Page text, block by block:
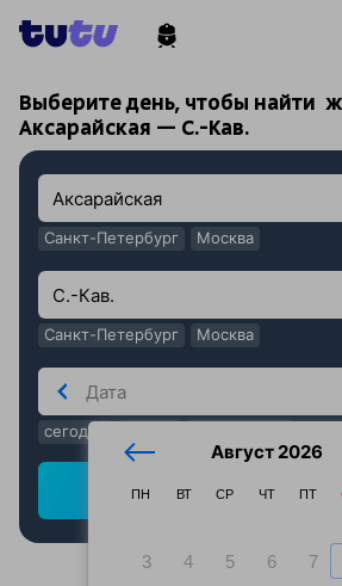
Выберите день, чтобы найти
Аксарайская — С.-Кав.
Санкт-Петербург Москва
Санкт-Петербург Москва
Август 2026
ПН ВТ СР ЧТ ПТ
3
4 5 6 7
сегодня
Найти ж/д